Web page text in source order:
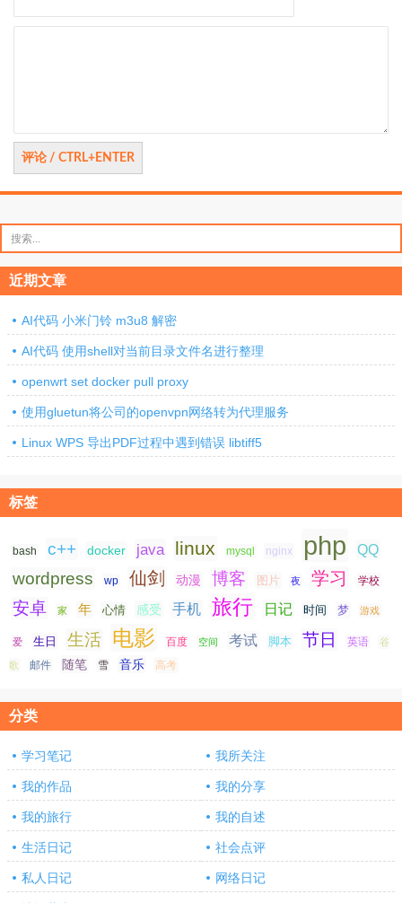
索：
近期文章
AI代码 小米门铃 m3u8 解密
AI代码 使用shell对当前目录文件名进行整理
openwrt set docker pull proxy
使用gluetun将公司的openvpn网络转为代理服务
Linux WPS 导出PDF过程中遇到错误 libtiff5
标签
bash c++ docker java linux mysql nginx php QQ
wordpress wp 仙剑 动漫 博客 图片 夜 学习 学校
安卓 家 年 心情 感受 手机 旅行 日记 时间 梦 游戏
爱 生日 生活 电影 百度 空间 考试 脚本 节日 英语 谷
歌 邮件 随笔 雪 音乐 高考
分类
学习笔记 我所关注
我的作品 我的分享
我的旅行 我的自述
生活日记 社会点评
私人日记 网络日记